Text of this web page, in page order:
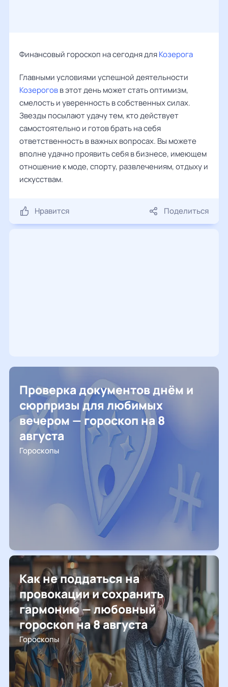
Финансовый гороскоп на сегодня дляКозерога
Главными условиями успешной деятельности
Козероговв этот день может стать оптимизм,
смелость и уверенность в собственных силах.
Звезды посылают удачу тем, кто действует
самостоятельно и готов брать на себя
ответственность в важных вопросах. Вы можете
вполне удачно проявить себя в бизнесе, имеющем
отношение к моде, спорту, развлечениям, отдыху и
искусствам.
Нравится Поделиться
Проверка документов днём и
сюрпризы для любимых
вечером — гороскоп на 8
августа
Гороскопы
Как не поддаться на
провокации и сохранить
гармонию — любовный
гороскоп на 8 августа
Гороскопы